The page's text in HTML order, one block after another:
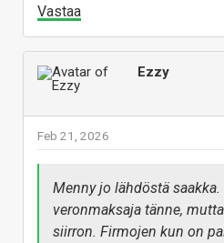
Vastaa
Ezzy
Feb 21, 2026
Menny jo lähdöstä
veronmaksaja tänne,
siirron. Firmojen kun on